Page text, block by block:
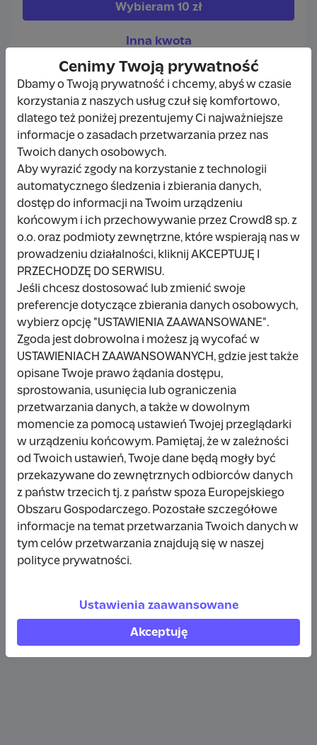
Wybieram 10 zł
Inna kwota
Udostępnij Zgłoś
Wpłacający/a
Wpłata anonimowa
10 zł miesiąc temu
Damianbloque Wordpress
1 zł 7 miesięcy temu
Wpłata anonimowa
10 zł rok temu
Wpłata anonimowa
10 zł rok temu
Wpłata anonimowa
Zobacz więcej
Cenimy Twoją prywatność
Dbamy o Twoją prywatność i chcemy, abyś w czasie
korzystania z naszych usług czuł się komfortowo,
dlatego też poniżej prezentujemy Ci najważniejsze
informacje o zasadach przetwarzania przez nas
Twoich danych osobowych.
Aby wyrazić zgody na korzystanie z technologii
automatycznego śledzenia i zbierania danych,
dostęp do informacji na Twoim urządzeniu
końcowym i ich przechowywanie przez Crowd8 sp. z
o.o. oraz podmioty zewnętrzne, które wspierają nas w
prowadzeniu działalności, kliknij AKCEPTUJĘ I
PRZECHODZĘ DO SERWISU.
Jeśli chcesz dostosować lub zmienić swoje
preferencje dotyczące zbierania danych osobowych,
wybierz opcję "USTAWIENIA ZAAWANSOWANE".
Zgoda jest dobrowolna i możesz ją wycofać w
USTAWIENIACH ZAAWANSOWANYCH, gdzie jest także
opisane Twoje prawo żądania dostępu,
sprostowania, usunięcia lub ograniczenia
przetwarzania danych, a także w dowolnym
momencie za pomocą ustawień Twojej przeglądarki
w urządzeniu końcowym. Pamiętaj, że w zależności
od Twoich ustawień, Twoje dane będą mogły być
przekazywane do zewnętrznych odbiorców danych
z państw trzecich tj. z państw spoza Europejskiego
Obszaru Gospodarczego. Pozostałe szczegółowe
informacje na temat przetwarzania Twoich danych w
tym celów przetwarzania znajdują się w naszej
polityce prywatności.
Ustawienia zaawansowane
Akceptuję